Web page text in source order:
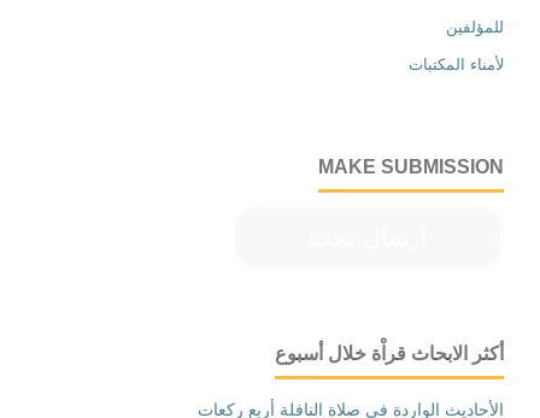
للمؤلفين
لأمناء المكتبات
MAKE SUBMISSION
أكثر الابحاث قراْة خلال أسبوع
الأحاديث الواردة في صلاة النافلة أربع ركعات